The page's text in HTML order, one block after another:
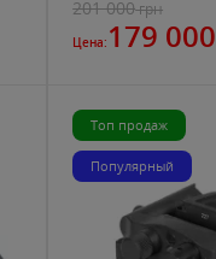
201 000грн
Цена: 179 000
Топ продаж
Популярный